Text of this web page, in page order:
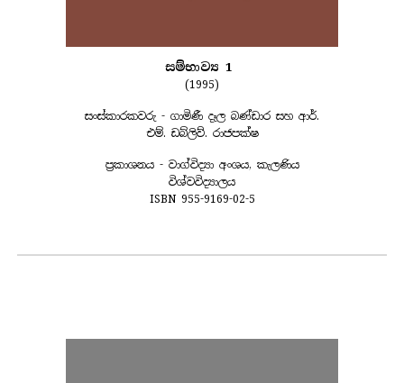
සම්භාව්‍ය 1
(1995)
සංස්කාරකවරු - ගාමිණී දෑල බණ්ඩාර සහ ආර්.
එම්. ඩබ්ලිව්. රාජපක්ෂ
ප්‍රකාශනය - වාග්විද්‍යා අංශය, කැලණිය
විශ්වවිද්‍යාලය
ISBN 955-9169-02-5